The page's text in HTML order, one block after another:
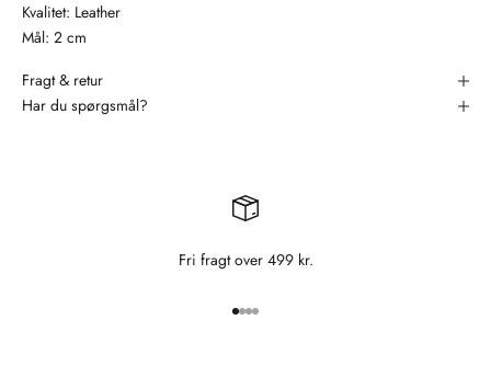
Kvalitet: Leather
Mål: 2 cm
Fragt & retur
Har du spørgsmål?
Fri fragt over 499 kr.
Gå til element 1
Gå til element 2
Gå til element 3
Gå til element 4